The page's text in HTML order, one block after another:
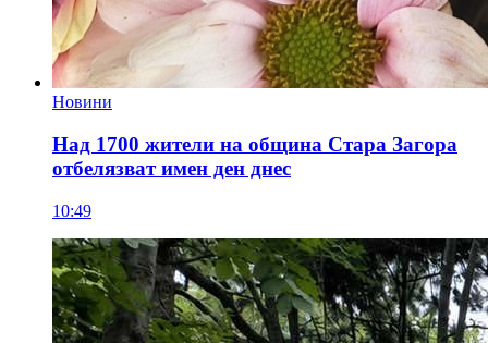
Новини
Над 1700 жители на община Стара Загора
отбелязват имен ден днес
10:49